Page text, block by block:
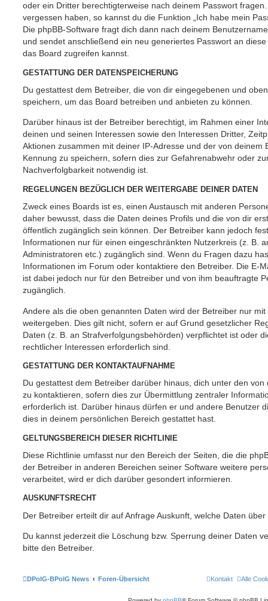
oder ein Dritter berechtigterweise nach deinem Passwort
vergessen haben, so kannst du die Funktion „Ich habe mein
Die phpBB-Software fragt dich dann nach deinem
und sendet anschließend ein neu generiertes Passwort an
das Board zugreifen kannst.
GESTATTUNG DER DATENSPEICHERUNG
Du gestattest dem Betreiber, die von dir eingegebenen und
speichern, um das Board betreiben und anbieten zu können.
Darüber hinaus ist der Betreiber berechtigt, im Rahmen einer
deinen und seinen Interessen sowie den Interessen Dritter,
Aktionen zusammen mit deiner IP-Adresse und der von deinem
Kennung zu speichern, sofern dies zur Gefahrenabwehr oder
Nachverfolgbarkeit notwendig ist.
REGELUNGEN BEZÜGLICH DER WEITERGABE DEINER DATEN
Zweck eines Boards ist es, einen Austausch mit anderen
daher bewusst, dass die Daten deines Profils und die von dir
öffentlich zugänglich sein können. Der Betreiber kann jedoch
Informationen nur für einen eingeschränkten Nutzerkreis (z. B.
Administratoren etc.) zugänglich sind. Wenn du Fragen dazu
Informationen im Forum oder kontaktiere den Betreiber. Die E-
ist dabei jedoch nur für den Betreiber und von ihm beauftragte
zugänglich.
Andere als die oben genannten Daten wird der Betreiber nur
weitergeben. Dies gilt nicht, sofern er auf Grund gesetzlicher
Daten (z. B. an Strafverfolgungsbehörden) verpflichtet ist oder
rechtlicher Interessen erforderlich sind.
GESTATTUNG DER KONTAKTAUFNAHME
Du gestattest dem Betreiber darüber hinaus, dich unter den
zu kontaktieren, sofern dies zur Übermittlung zentraler
erforderlich ist. Darüber hinaus dürfen er und andere Benutzer
dies in deinem persönlichen Bereich gestattet hast.
GELTUNGSBEREICH DIESER RICHTLINIE
Diese Richtlinie umfasst nur den Bereich der Seiten, die die
der Betreiber in anderen Bereichen seiner Software weitere
verarbeitet, wird er dich darüber gesondert informieren.
AUSKUNFTSRECHT
Der Betreiber erteilt dir auf Anfrage Auskunft, welche Daten
Du kannst jederzeit die Löschung bzw. Sperrung deiner Daten
bitte den Betreiber.
DPolG-BPolG News Foren-Übersicht Alle
Kontakt